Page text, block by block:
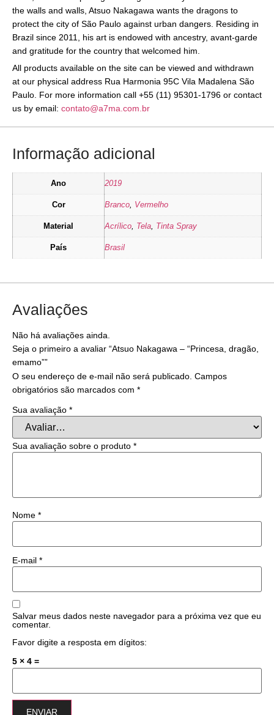
the walls and walls, Atsuo Nakagawa wants the dragons to
protect the city of São Paulo against urban dangers. Residing in
Brazil since 2011, his art is endowed with ancestry, avant-garde
and gratitude for the country that welcomed him.
All products available on the site can be viewed and withdrawn
at our physical address Rua Harmonia 95C Vila Madalena São
Paulo. For more information call +55 (11) 95301-1796 or contact
us by email: contato@a7ma.com.br
Informação adicional
Ano 2019
Cor Branco Vermelho
Material Acrílico Tela Tinta Spray
País Brasil
Avaliações
Não há avaliações ainda.
Seja o primeiro a avaliar “Atsuo Nakagawa – “Princesa, dragão,
emamo””
O seu endereço de e-mail não será publicado. Campos
obrigatórios são marcados com *
Sua avaliação *
Sua avaliação sobre o produto *
Nome *
E-mail *
Salvar meus dados neste navegador para a próxima vez que eu
comentar.
Favor digite a resposta em dígitos:
5 × 4 =